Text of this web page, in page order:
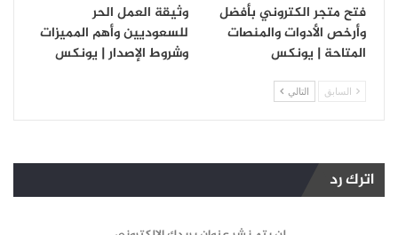
فتح متجر الكتروني بأفضل
وأرخص الأدوات والمنصات
المتاحة | يونكس
وثيقة العمل الحر
للسعوديين وأهم المميزات
وشروط الإصدار | يونكس
السابق التالي
اترك رد